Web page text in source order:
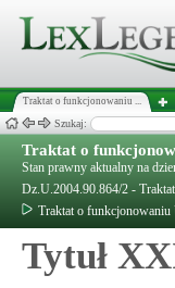
Traktat o funkcjonowaniu ...
Szukaj:
Traktat o
Stan prawny aktualny na
Dz.U.2004.90.864/2 -
Traktat o
Tytuł